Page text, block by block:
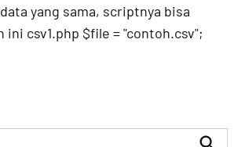
yang sama, scriptnya bisa
ini csv1.php $file = "contoh.csv";